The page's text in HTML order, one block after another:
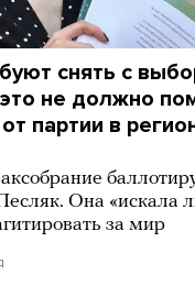
снять с
не должно
партии в
Она «искала
за мир